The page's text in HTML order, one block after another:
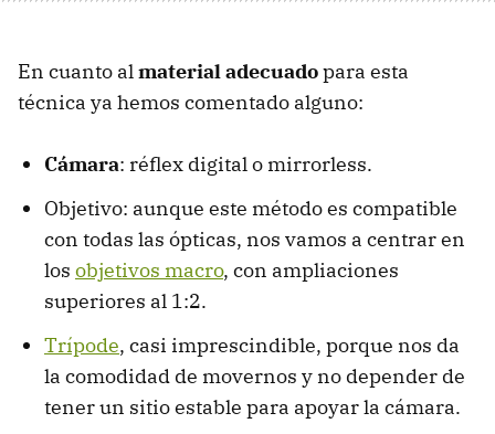
En cuanto almaterial adecuadopara esta
técnica ya hemos comentado alguno:
Cámara: réflex digital o mirrorless.
Objetivo: aunque este método es compatible
con todas las ópticas, nos vamos a centrar en
los objetivos macro, con ampliaciones
superiores al 1:2.
Trípode, casi imprescindible, porque nos da
la comodidad de movernos y no depender de
tener un sitio estable para apoyar la cámara.